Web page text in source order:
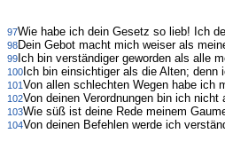
97Wie habe ich dein Gesetz so lieb! Ich
98Dein Gebot macht mich weiser als
99 Ich bin verständiger geworden als alle
100 Ich bin einsichtiger als die Alten; denn
101Von allen schlechten Wegen habe ich
102Von deinen Verordnungen bin ich
103Wie süß ist deine Rede meinem
104Von deinen Befehlen werde ich